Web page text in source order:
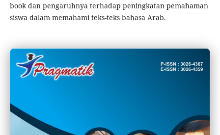
book dan pengaruhnya terhadap peningkatan pemahaman
siswa dalam memahami teks-teks bahasa Arab.